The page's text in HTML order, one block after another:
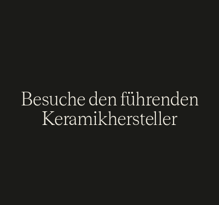
Besuche den führenden
Keramikhersteller